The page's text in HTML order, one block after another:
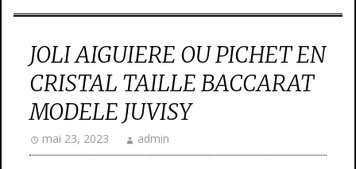
JOLI AIGUIERE OU PICHET EN
CRISTAL TAILLE BACCARAT
MODELE JUVISY
mai 23, 2023 admin